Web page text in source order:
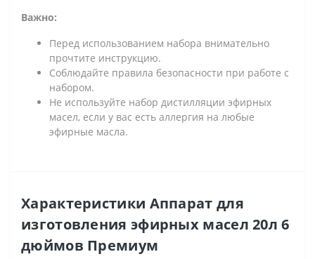
Важно:
Перед использованием набора внимательно
прочтите инструкцию.
Соблюдайте правила безопасности при работе с
набором.
Не используйте набор дистилляции эфирных
масел, если у вас есть аллергия на любые
эфирные масла.
Характеристики Аппарат для
изготовления эфирных масел 20л 6
дюймов Премиум